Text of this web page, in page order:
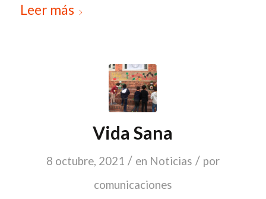
Leer más
Vida Sana
8 octubre, 2021 / en Noticias / por
comunicaciones